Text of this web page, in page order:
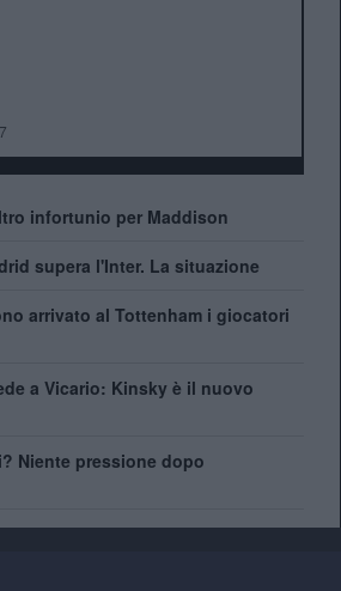
7
infortunio per Maddison
supera l'Inter. La situazione
arrivato al Tottenham i giocatori
a Vicario: Kinsky è il nuovo
Niente pressione dopo